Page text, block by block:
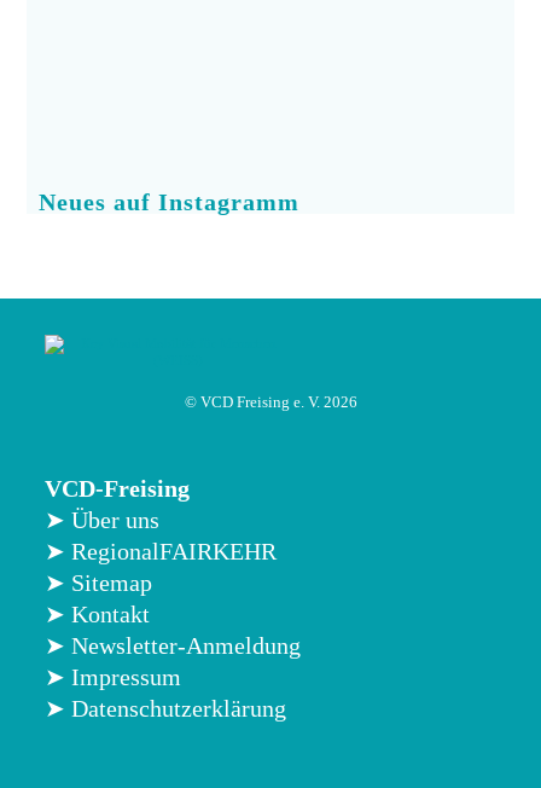
Neues auf Instagramm
© VCD Freising e. V. 2026
VCD-Freising
➤ Über uns
➤ RegionalFAIRKEHR
➤ Sitemap
➤ Kontakt
➤ Newsletter-Anmeldung
➤ Impressum
➤ Datenschutzerklärung